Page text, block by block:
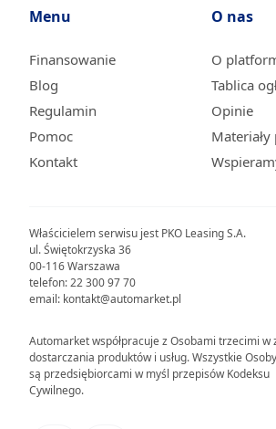
Właścicielem serwisu jest PKO Leasing S.A.
ul. Świętokrzyska 36
00-116 Warszawa
telefon: 22 300 97 70
email: kontakt@automarket.pl
Automarket współpracuje z Osobami trzecimi w
dostarczania produktów i usług. Wszystkie
są przedsiębiorcami w myśl przepisów Kodeksu
Cywilnego.
Menu
Finansowanie
Blog
Regulamin
Pomoc
Kontakt
O nas
O
Tablica
Opinie